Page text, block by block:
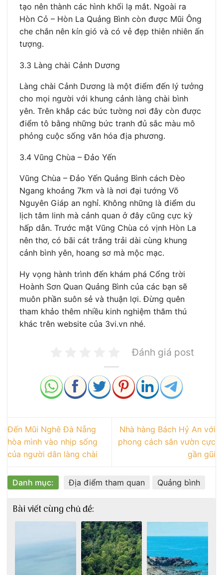
tạo nên thành các hình khối lạ mắt. Ngoài ra
Hòn Cỏ – Hòn La Quảng Bình còn được Mũi Ông
che chắn nên kín gió và có vẻ đẹp thiên nhiên ấn
tượng.
3.3 Làng chài Cảnh Dương
Làng chài Cảnh Dương là một điểm đến lý tưởng
cho mọi người với khung cảnh làng chài bình
yên. Trên khắp các bức tường nơi đây còn được
điểm tô bằng những bức tranh đủ sắc màu mô
phỏng cuộc sống văn hóa địa phương.
3.4 Vũng Chùa – Đảo Yến
Vũng Chùa – Đảo Yến Quảng Bình cách Đèo
Ngang khoảng 7km và là nơi đại tướng Võ
Nguyên Giáp an nghỉ. Không những là điểm du
lịch tâm linh mà cảnh quan ở đây cũng cực kỳ
hấp dẫn. Trước mặt Vũng Chùa có vịnh Hòn La
nên thơ, có bãi cát trắng trải dài cùng khung
cảnh bình yên, hoang sơ mà mộc mạc.
Hy vọng hành trình đến khám phá Cổng trời
Hoành Sơn Quan Quảng Bình của các bạn sẽ
muôn phần suôn sẻ và thuận lợi. Đừng quên
tham khảo thêm nhiều kinh nghiệm thăm thú
khác trên website của 3vi.vn nhé.
Đánh giá post
Đến Mũi Nghê Đà Nẵng
hòa mình vào nhịp sống
của người dân làng chài
Nhà hàng Bách Hỷ An với
phong cách sân vườn cực
gần gũi
Danh mục: Địa điểm tham quan Quảng bình
Bài viết cùng chủ đề: